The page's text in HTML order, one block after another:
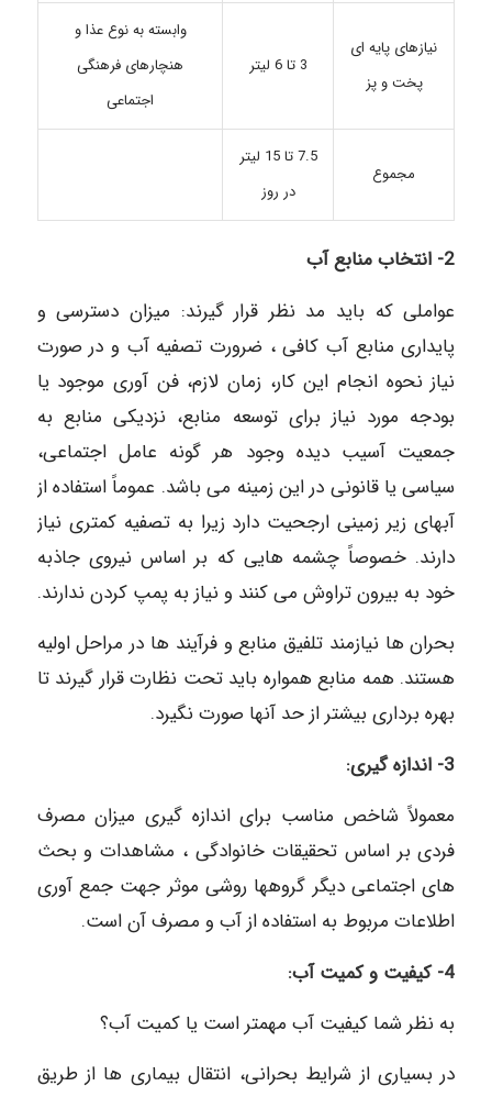
نیازهای پایه ای
پخت و پز
3 تا 6 لیتر
وابسته به نوع عذا و
هنچارهای فرهنگی
اجتماعی
مجموع
7.5 تا 15 لیتر
در روز
2- انتخاب منابع آب
عواملی که باید مد نظر قرار گیرند: میزان دسترسی و
پایداری منابع آب کافی ، ضرورت تصفیه آب و در صورت
نیاز نحوه انجام این کار، زمان لازم، فن آوری موجود یا
بودجه مورد نیاز برای توسعه منابع، نزدیکی منابع به
جمعیت آسیب دیده وجود هر گونه عامل اجتماعی،
سیاسی یا قانونی در این زمینه می باشد. عموماً استفاده از
آبهای زیر زمینی ارجحیت دارد زیرا به تصفیه کمتری نیاز
دارند. خصوصاً چشمه هایی که بر اساس نیروی جاذبه
خود به بیرون تراوش می کنند و نیاز به پمپ کردن ندارند.
بحران ها نیازمند تلفیق منابع و فرآیند ها در مراحل اولیه
هستند. همه منابع همواره باید تحت نظارت قرار گیرند تا
بهره برداری بیشتر از حد آنها صورت نگیرد.
3- اندازه گیری:
معمولاً شاخص مناسب برای اندازه گیری میزان مصرف
فردی بر اساس تحقیقات خانوادگی ، مشاهدات و بحث
های اجتماعی دیگر گروهها روشی موثر جهت جمع آوری
اطلاعات مربوط به استفاده از آب و مصرف آن است.
4- کیفیت و کمیت آب:
به نظر شما کیفیت آب مهمتر است یا کمیت آب؟
در بسیاری از شرایط بحرانی‏، انتقال بیماری ها از طریق